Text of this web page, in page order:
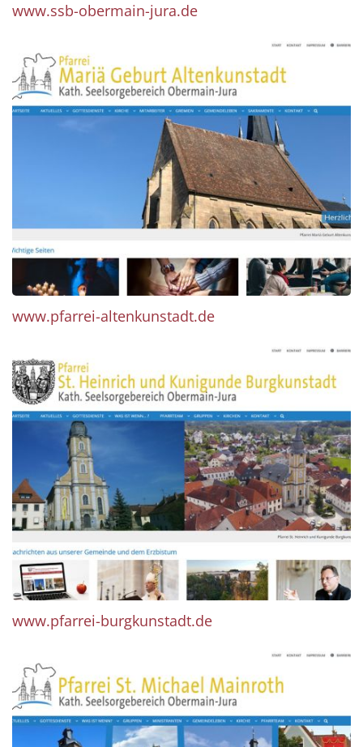
www.ssb-obermain-jura.de
www.pfarrei-altenkunstadt.de
www.pfarrei-burgkunstadt.de